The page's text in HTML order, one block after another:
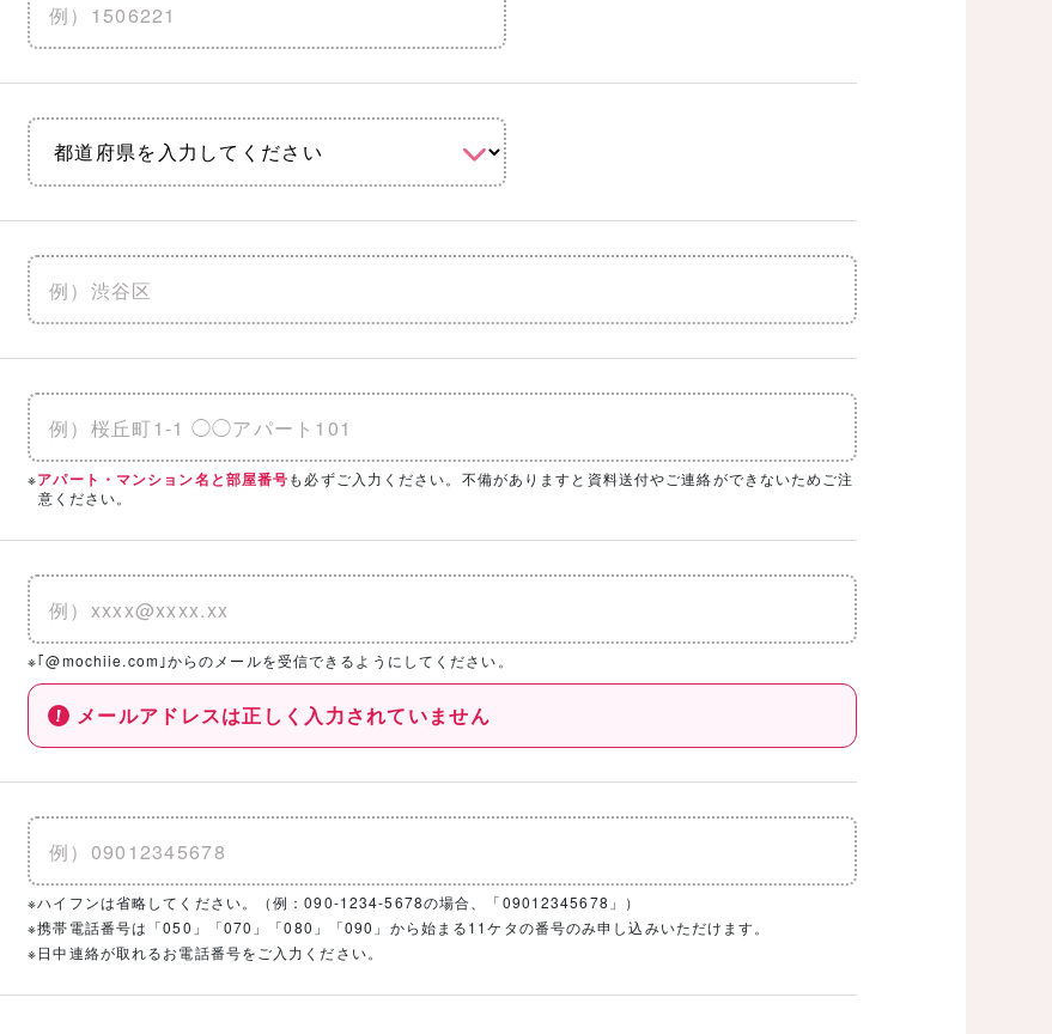
※アパート・マンション名と部屋番号も必ずご入力ください。不備がありますと資料送付やご連絡ができないためご注
意ください。
※｢@mochiie.com｣からのメールを受信できるようにしてください。
メールアドレスは正しく入力されていません
※ハイフンは省略してください。（例：090-1234-5678の場合、「09012345678」）
※携帯電話番号は「050」「070」「080」「090」から始まる11ケタの番号のみ申し込みいただけます。
※日中連絡が取れるお電話番号をご入力ください。